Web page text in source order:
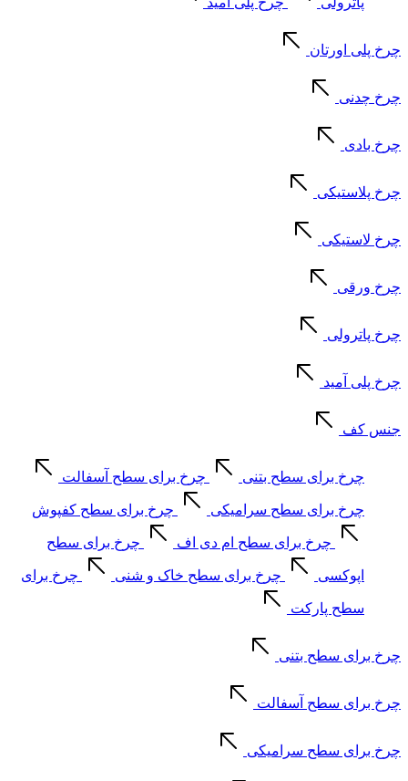
چرخ پلی اورتان
چرخ چدنی
چرخ بادی
چرخ پلاستیکی
چرخ لاستیکی
چرخ ورقی
چرخ پاترولی
چرخ پلی آمید
جنس کف
چرخ برای سطح بتنی چرخ برای سطح آسفالت
چرخ برای سطح سرامیکی چرخ برای سطح کفپوش
چرخ برای سطح ام دی اف چرخ برای سطح
اپوکسی چرخ برای سطح خاک و شنی چرخ برای
سطح پارکت
چرخ برای سطح بتنی
چرخ برای سطح آسفالت
چرخ برای سطح سرامیکی